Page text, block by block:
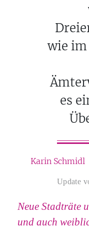
wie im
es
Karin Schmidl
Update
Neue Stadträte
und auch